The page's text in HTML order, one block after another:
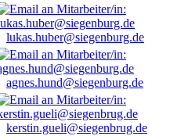
lukas.huber@siegenburg.de
agnes.hund@siegenburg.de
kerstin.gueli@siegenbrug.de